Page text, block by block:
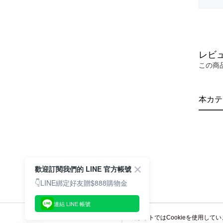
レビ
この商
本カ
当サイトではCookieを使用して
歡迎訂閱我們的 LINE 官方帳號
👇LINE綁定好友贈$888購物金
連結 LINE 帳號